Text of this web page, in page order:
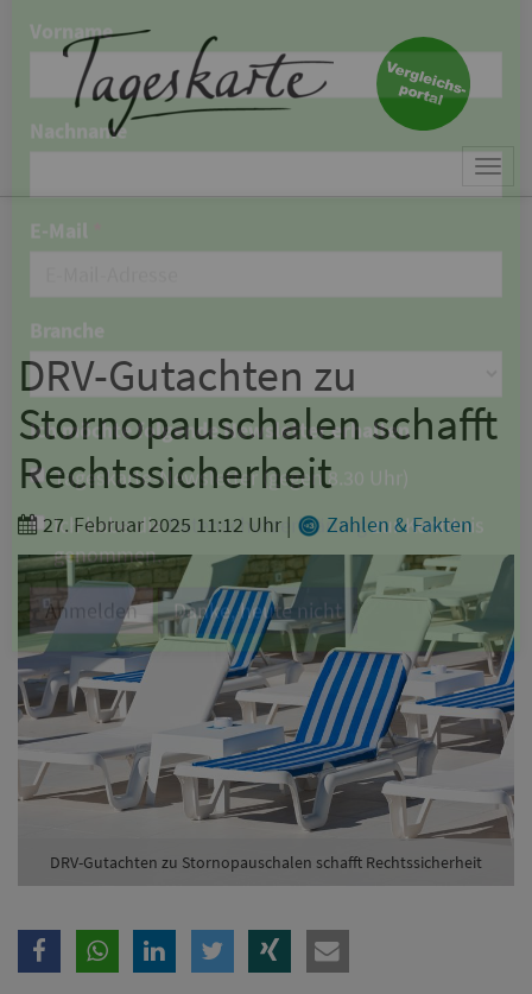
DRV-Gutachten zu
Stornopauschalen schafft
Rechtssicherheit
27. Februar 2025 11:12 Uhr | Zahlen & Fakten
DRV-Gutachten zu Stornopauschalen schafft Rechtssicherheit
×
Keine Nachricht mehr
verpassen!
Jetzt zum Tageskarte-Newsletter
Vorname
Nachname
E-Mail*
Branche
Ich möchte folgende Newsletter erhalten
Tageskarte-Newsletter (gegen 8.30 Uhr)
Ich habe die
Datenschutzerklärungzur Kenntnis
genommen.
Danke, heute nicht